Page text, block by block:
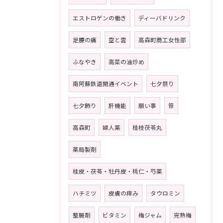
エストロゲンの働き ディーバドリンク
足腰の痛 空と雲 高森町商工女性部
ふなやき 高菜の油炒め
南阿蘇鉄道開通イベント 七夕祭り
七夕飾り 肝機能 願い事 笹
高森町 婦人薬 桂枝茯苓丸
薬局製剤
桂皮・茯苓・牡丹皮・桃仁・芍薬
ハチミツ 皮膚の痒み タウロミン
整腸剤 ビタミン 梅ジャム 完熟梅